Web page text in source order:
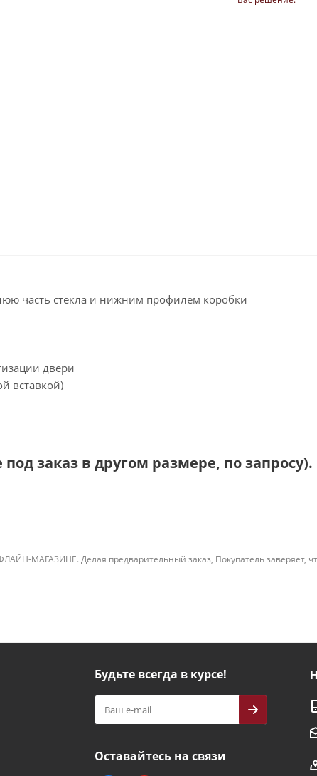
часть стекла и нижним профилем коробки
двери
вставкой)
заказ в другом размере, по запросу).
МАГАЗИНЕ. Делая предварительный заказ, Покупатель заверяет,
Будьте всегда в курсе!
Оставайтесь на связи